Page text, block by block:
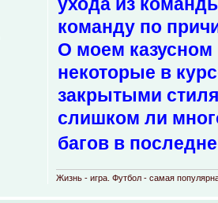
команду по
О моем казусном
некоторые в
закрытыми
слишком ли
багов в
Жизнь - игра. Футбол - самая